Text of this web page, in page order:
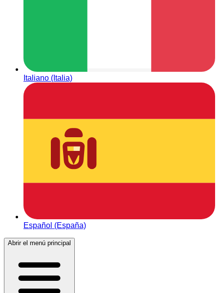
Italiano (Italia)
Español (España)
Abrir el menú principal